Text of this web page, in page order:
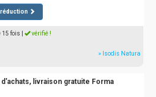
15 fois vérifié !
» Isodis Natura
d'achats, livraison gratuite Forma